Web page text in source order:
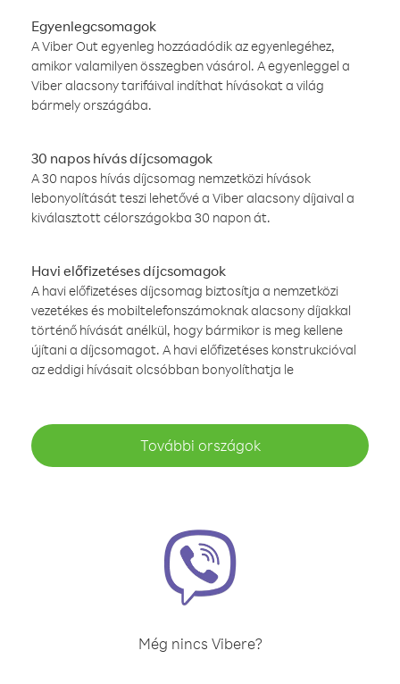
Egyenlegcsomagok
A Viber Out egyenleg hozzáadódik az egyenlegéhez,
amikor valamilyen összegben vásárol. A egyenleggel a
Viber alacsony tarifáival indíthat hívásokat a világ
bármely országába.
30 napos hívás díjcsomagok
A 30 napos hívás díjcsomag nemzetközi hívások
lebonyolítását teszi lehetővé a Viber alacsony díjaival a
kiválasztott célországokba 30 napon át.
Havi előfizetéses díjcsomagok
A havi előfizetéses díjcsomag biztosítja a nemzetközi
vezetékes és mobiltelefonszámoknak alacsony díjakkal
történő hívását anélkül, hogy bármikor is meg kellene
újítani a díjcsomagot. A havi előfizetéses konstrukcióval
az eddigi hívásait olcsóbban bonyolíthatja le
További országok
Még nincs Vibere?